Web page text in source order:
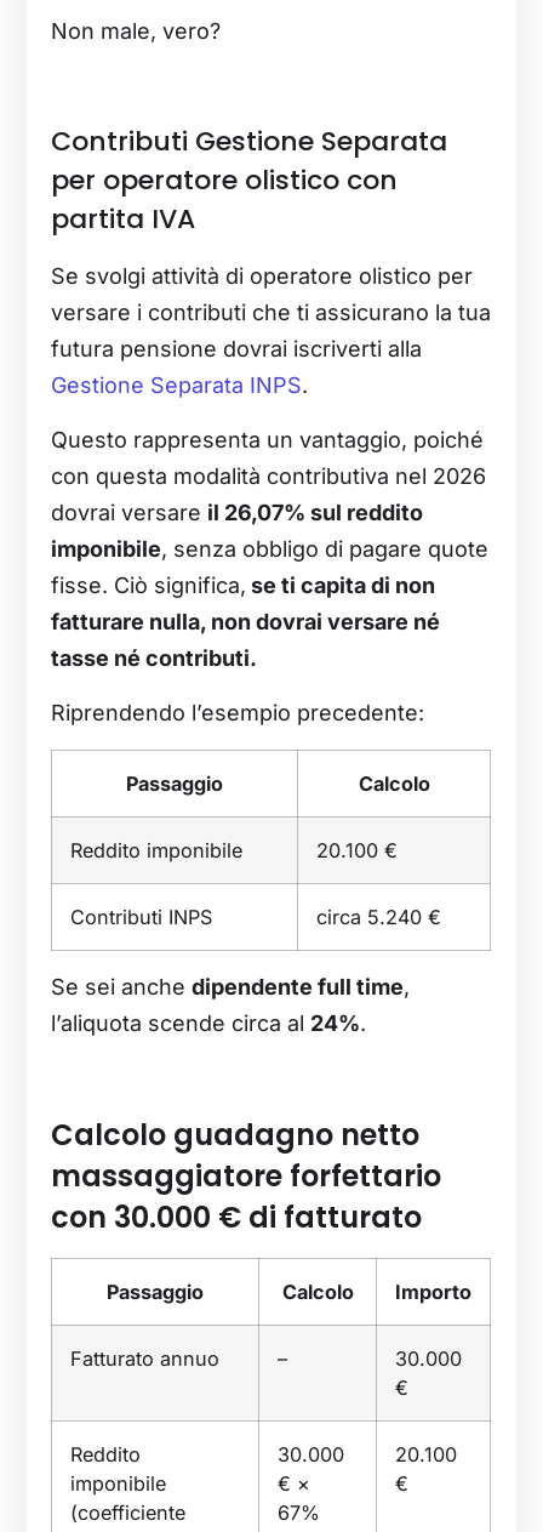
Non male, vero?
Contributi Gestione Separata
per operatore olistico con
partita IVA
Se svolgi attività di operatore olistico per
versare i contributi che ti assicurano la tua
futura pensione dovrai iscriverti alla
Gestione Separata INPS.
Questo rappresenta un vantaggio, poiché
con questa modalità contributiva nel 2026
dovrai versare il 26,07% sul reddito
imponibile, senza obbligo di pagare quote
fisse. Ciò significa, se ti capita di non
fatturare nulla, non dovrai versare né
tasse né contributi.
Riprendendo l’esempio precedente:
Passaggio Calcolo
Reddito imponibile 20.100 €
Contributi INPS circa 5.240 €
Se sei anchedipendente full time,
l’aliquota scende circa al 24%.
Calcolo guadagno netto
massaggiatore forfettario
con 30.000 € di fatturato
Passaggio Calcolo Importo
Fatturato annuo –
30.000
€
Reddito
imponibile
(coefficiente
30.000
€ ×
67%
20.100
€